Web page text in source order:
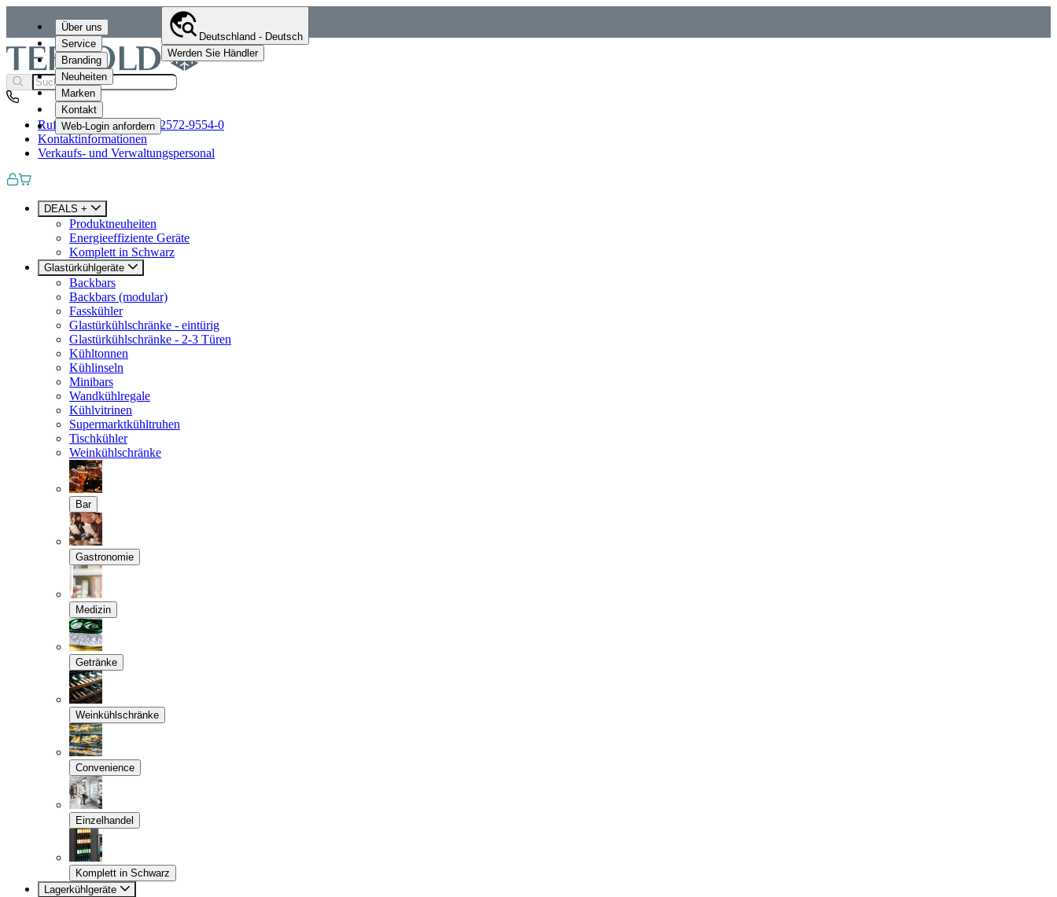
Über uns
Service
Branding
Neuheiten
Marken
Kontakt
Web-Login anfordern
Deutschland - Deutsch
Werden Sie Händler
Rufen Sie uns an+49 (0)2572-9554-0
Kontaktinformationen
Verkaufs- und Verwaltungspersonal
DEALS +
Produktneuheiten
Energieeffiziente Geräte
Komplett in Schwarz
Glastürkühlgeräte
Backbars
Backbars (modular)
Fasskühler
Glastürkühlschränke - eintürig
Glastürkühlschränke - 2-3 Türen
Kühltonnen
Kühlinseln
Minibars
Wandkühlregale
Kühlvitrinen
Supermarktkühltruhen
Tischkühler
Weinkühlschränke
Bar
Gastronomie
Medizin
Getränke
Weinkühlschränke
Convenience
Einzelhandel
Komplett in Schwarz
Lagerkühlgeräte